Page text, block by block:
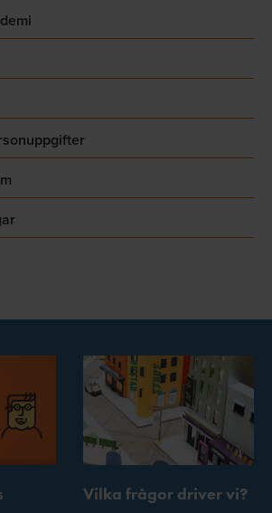
Vilka frågor driver vi?